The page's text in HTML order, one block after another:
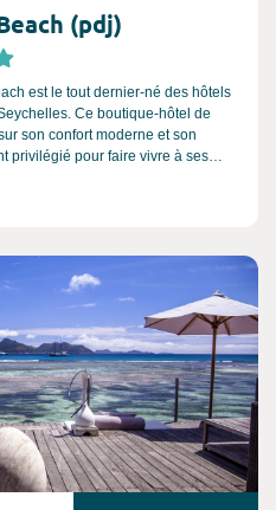
(pdj)
est le tout dernier-né des hôtels
Ce boutique-hôtel de
son confort moderne et son
privilégié pour faire vivre à ses